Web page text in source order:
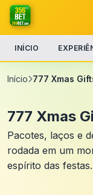
INÍCIO
Início 777 Xmas
777 Xmas
Pacotes, laços e
rodada em um
espírito das festas.